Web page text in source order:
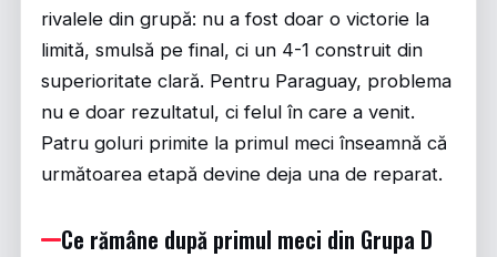
rivalele din grupă: nu a fost doar o victorie la
limită, smulsă pe final, ci un 4-1 construit din
superioritate clară. Pentru Paraguay, problema
nu e doar rezultatul, ci felul în care a venit.
Patru goluri primite la primul meci înseamnă că
următoarea etapă devine deja una de reparat.
Ce rămâne după primul meci din Grupa D